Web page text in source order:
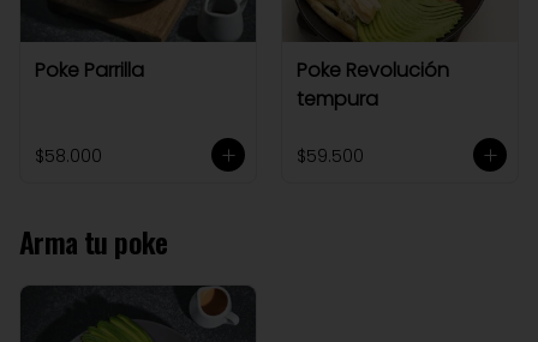
Poke Parrilla
$58.000
Poke Revolución
tempura
$59.500
Arma tu poke